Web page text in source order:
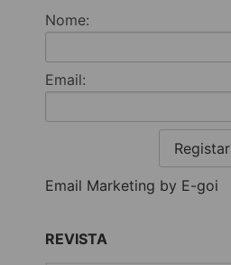
Nome:
Email:
Registar
Email Marketing by E-goi
REVISTA